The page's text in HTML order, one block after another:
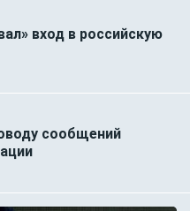
вход в российскую
сообщений